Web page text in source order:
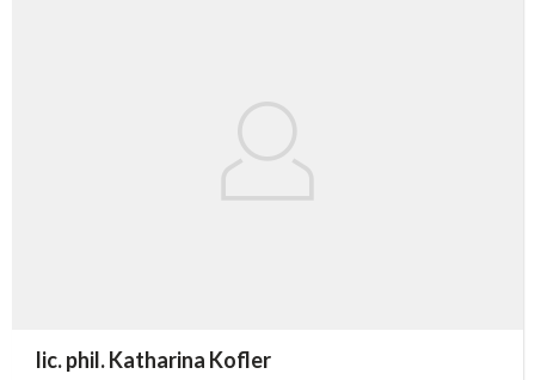
accessibility.sr-only.person_card_info
lic. phil. Katharina Kofler
accessibility.sr-only.museum
accessibility.sr-only.departement
accessibility.sr-only.phone